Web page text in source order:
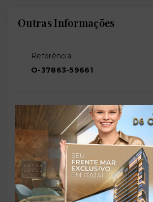
Outras Informações
Referência:
O-37863-59661
Perfil:
Residencial
Situação:
Em construção